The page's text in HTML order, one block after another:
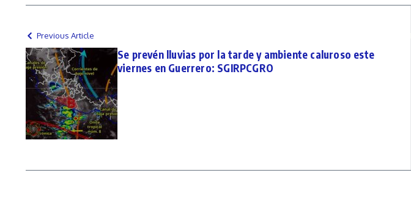
Previous Article
Se prevén lluvias por la tarde y ambiente caluroso este
viernes en Guerrero: SGIRPCGRO